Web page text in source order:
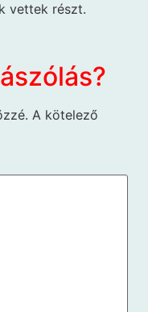
vettek részt.
A kötelező